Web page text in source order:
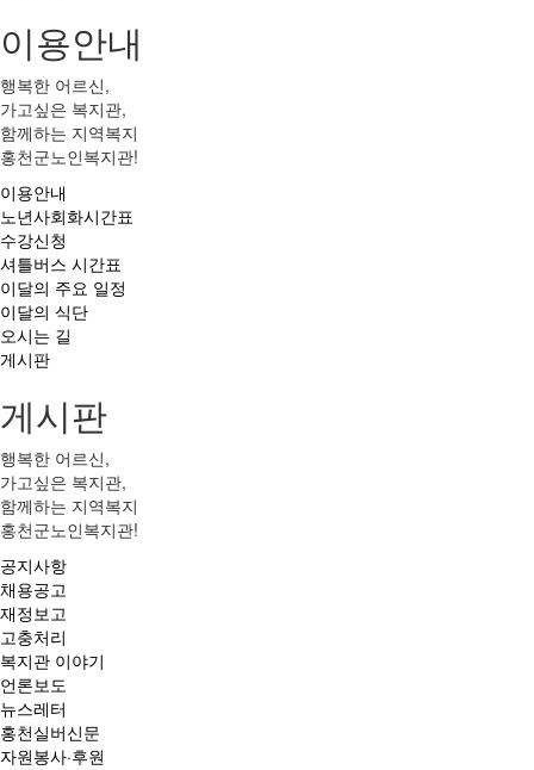
이용안내
행복한 어르신,
가고싶은 복지관,
함께하는 지역복지
홍천군노인복지관!
이용안내
노년사회화시간표
수강신청
셔틀버스 시간표
이달의 주요 일정
이달의 식단
오시는 길
게시판
게시판
행복한 어르신,
가고싶은 복지관,
함께하는 지역복지
홍천군노인복지관!
공지사항
채용공고
재정보고
고충처리
복지관 이야기
언론보도
뉴스레터
홍천실버신문
자원봉사·후원